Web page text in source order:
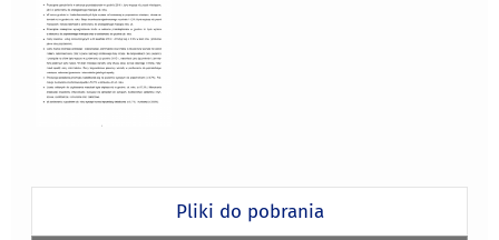
Pliki do pobrania